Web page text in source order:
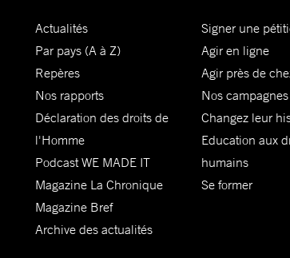
Actualités
Par pays (A à Z)
Repères
Nos rapports
Déclaration des droits de
l'Homme
Podcast WE MADE IT
Magazine La Chronique
Magazine Bref
Archive des actualités
Signer une
Agir en ligne
Agir près de
Nos campagnes
Changez leur
Education aux
humains
Se former